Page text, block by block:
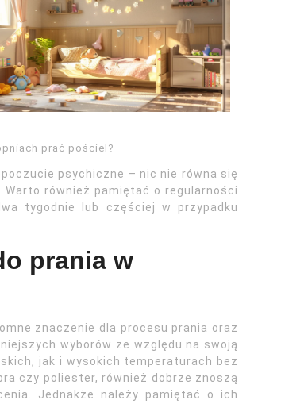
prać pościel?
psychiczne – nic nie równa się
Warto również pamiętać o regularności
tygodnie lub częściej w przypadku
prania w
znaczenie dla procesu prania oraz
wyborów ze względu na swoją
jak i wysokich temperaturach bez
czy poliester, również dobrze znoszą
Jednakże należy pamiętać o ich